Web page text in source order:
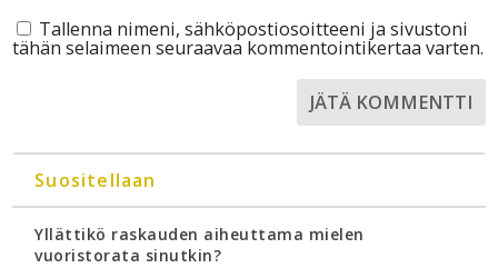
Tallenna nimeni, sähköpostiosoitteeni ja sivustoni
tähän selaimeen seuraavaa kommentointikertaa varten.
Suositellaan
Yllättikö raskauden aiheuttama mielen
vuoristorata sinutkin?